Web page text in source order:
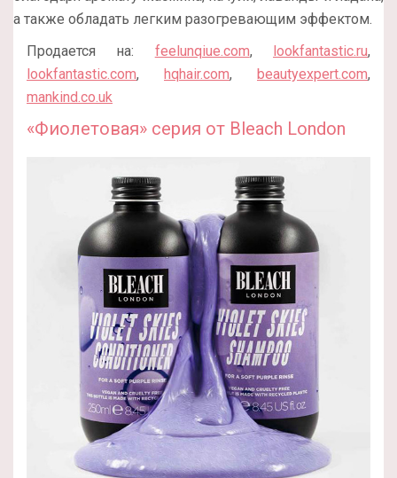
а также обладать легким разогревающим эффектом.
Продается на: feelunqiue.com, lookfantastic.ru,
lookfantastic.com, hqhair.com, beautyexpert.com,
mankind.co.uk
«Фиолетовая» серия от Bleach London